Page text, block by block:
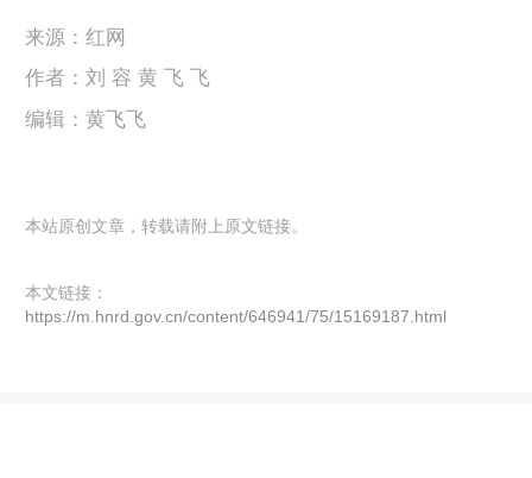
来源：红网
作者：刘 容 黄 飞 飞
编辑：黄飞飞
本站原创文章，转载请附上原文链接。
本文链接：
https://m.hnrd.gov.cn/content/646941/75/15169187.html